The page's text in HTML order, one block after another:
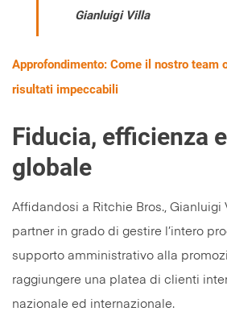
Gianluigi Villa
Approfondimento: Come il nostro team
risultati impeccabili
Fiducia, efficienza
globale
Affidandosi a Ritchie Bros., Gianluigi
partner in grado di gestire l’intero
supporto amministrativo alla
raggiungere una platea di clienti
nazionale ed internazionale.